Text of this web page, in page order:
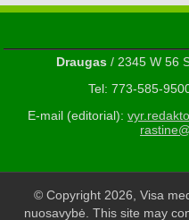
Draugas/ 2345 W 56
Tel: 773-585-
E-mail (editorial):
© Copyright 2026, Visa
nuosavybė. This site may